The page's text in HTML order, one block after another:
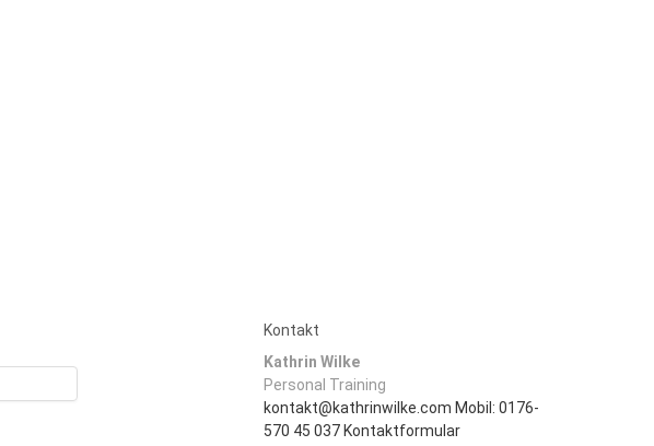
Kontakt
Kathrin Wilke
Personal Training
kontakt@kathrinwilke.com Mobil: 0176-
570 45 037 Kontaktformular